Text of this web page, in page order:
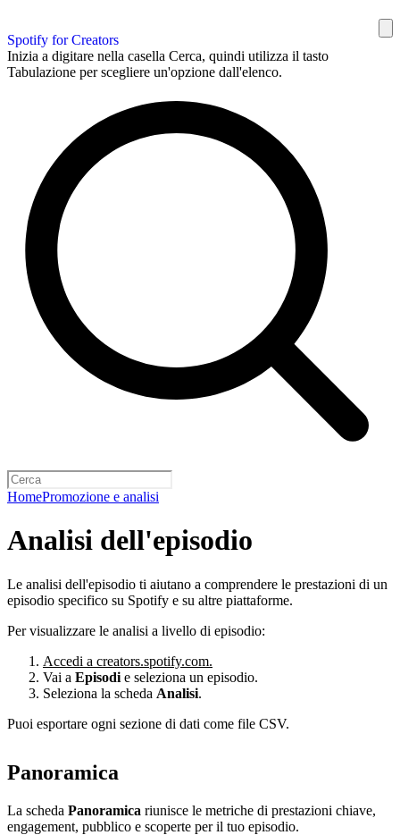
Spotify for Creators
Inizia a digitare nella casella Cerca, quindi utilizza il tasto
Tabulazione per scegliere un'opzione dall'elenco.
HomePromozione e analisi
Analisi dell'episodio
Le analisi dell'episodio ti aiutano a comprendere le prestazioni di un
episodio specifico su Spotify e su altre piattaforme.
Per visualizzare le analisi a livello di episodio:
Accedi a creators.spotify.com.
Vai a Episodi e seleziona un episodio.
Seleziona la scheda Analisi.
Puoi esportare ogni sezione di dati come file CSV.
Panoramica
La scheda Panoramica riunisce le metriche di prestazioni chiave,
engagement, pubblico e scoperte per il tuo episodio.